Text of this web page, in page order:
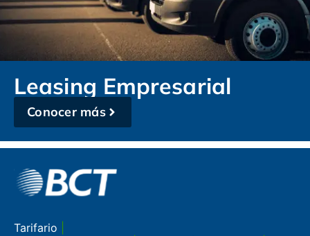
Leasing Empresarial
Conocer más
Tarifario